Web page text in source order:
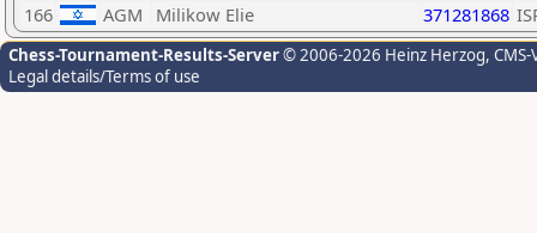
166
AGM Milikow Elie 371281868
Chess-Tournament-Results-Server© 2006-2026 Heinz Herzog,
Legal details/Terms of use